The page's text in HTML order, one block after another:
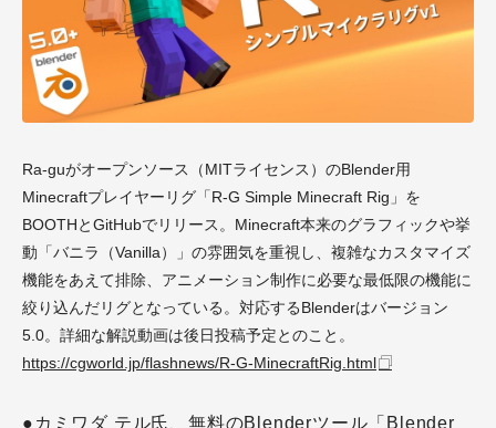
Ra-guがオープンソース（MITライセンス）のBlender用
Minecraftプレイヤーリグ「R-G Simple Minecraft Rig」を
BOOTHとGitHubでリリース。Minecraft本来のグラフィックや挙
動「バニラ（Vanilla）」の雰囲気を重視し、複雑なカスタマイズ
機能をあえて排除、アニメーション制作に必要な最低限の機能に
絞り込んだリグとなっている。対応するBlenderはバージョン
5.0。詳細な解説動画は後日投稿予定とのこと。
https://cgworld.jp/flashnews/R-G-MinecraftRig.html
●カミワダ テル氏、無料のBlenderツール「Blender